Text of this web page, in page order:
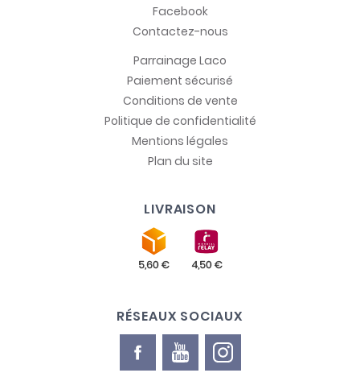
Facebook
Contactez-nous
Parrainage Laco
Paiement sécurisé
Conditions de vente
Politique de confidentialité
Mentions légales
Plan du site
LIVRAISON
RÉSEAUX SOCIAUX